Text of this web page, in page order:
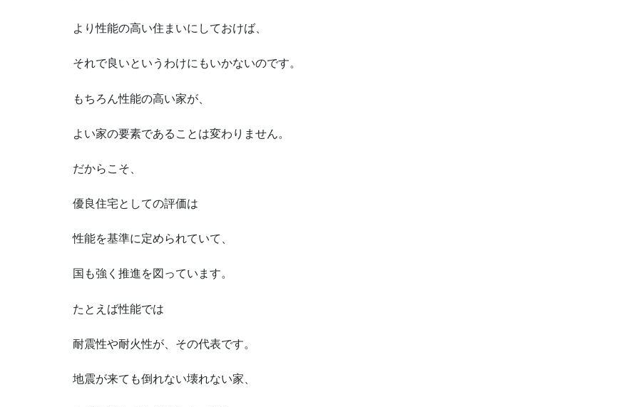
より性能の高い住まいにしておけば、
それで良いというわけにもいかないのです。
もちろん性能の高い家が、
よい家の要素であることは変わりません。
だからこそ、
優良住宅としての評価は
性能を基準に定められていて、
国も強く推進を図っています。
たとえば性能では
耐震性や耐火性が、その代表です。
地震が来ても倒れない壊れない家、